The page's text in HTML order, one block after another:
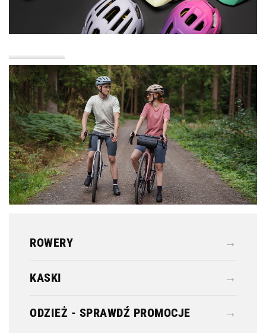
ROWERY →
KASKI →
ODZIEŻ - SPRAWDŹ PROMOCJE →